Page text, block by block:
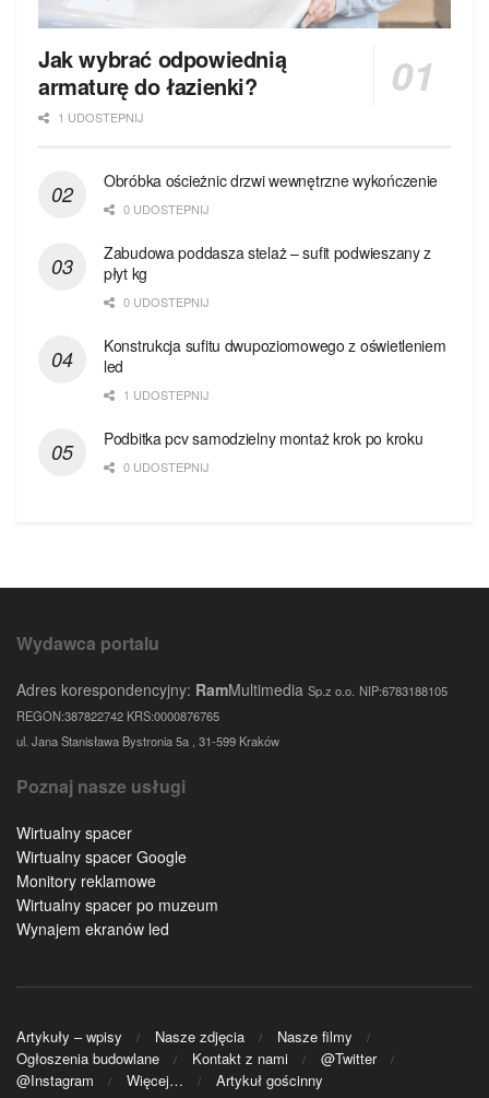
Jak wybrać odpowiednią
armaturę do łazienki?
1 UDOSTEPNIJ
Obróbka ościeżnic drzwi wewnętrzne wykończenie
0 UDOSTEPNIJ
Zabudowa poddasza stelaż – sufit podwieszany z
płyt kg
0 UDOSTEPNIJ
Konstrukcja sufitu dwupoziomowego z oświetleniem
led
1 UDOSTEPNIJ
Podbitka pcv samodzielny montaż krok po kroku
0 UDOSTEPNIJ
Wydawca portalu
Adres korespondencyjny: RamMultimedia Sp.z o.o. NIP:6783188105
REGON:387822742 KRS:0000876765
ul. Jana Stanisława Bystronia 5a , 31-599 Kraków
Poznaj nasze usługi
Wirtualny spacer
Wirtualny spacer Google
Monitory reklamowe
Wirtualny spacer po muzeum
Wynajem ekranów led
Artykuły – wpisy Nasze zdjęcia
Nasze filmy
Ogłoszenia budowlane
Kontakt z nami
@Twitter
@Instagram
Więcej… Artykuł gościnny